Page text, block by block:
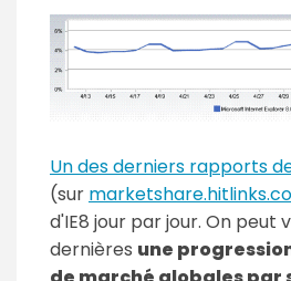
Un des derniers rapports
(sur
d'IE8 jour par jour. On peut
dernières une